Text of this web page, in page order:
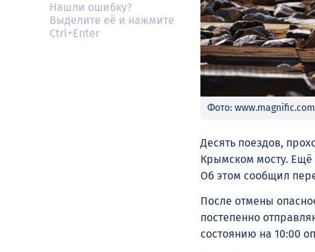
Нашли ошибку?
Выделите её и нажмите
Ctrl+Enter
Фото: www.magnific.com
Десять поездов,
Крымском мосту.
Об этом сообщил
После отмены
постепенно
состоянию на 10:00